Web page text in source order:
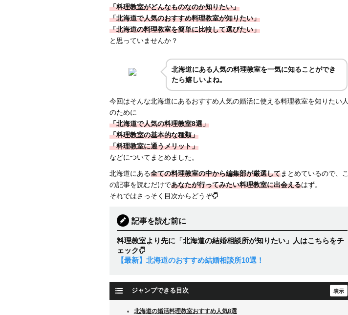
「料理教室がどんなものなのか知りたい」
「北海道で人気のおすすめ料理教室が知りたい」
「北海道の料理教室を簡単に比較して選びたい」
と思っていませんか？
北海道にある人気の料理教室を一気に知ることができ
たら嬉しいよね。
今回はそんな北海道にあるおすすめ人気の婚活に使える料理教室を知りたい人
のために
「北海道で人気の料理教室8選」
「料理教室の基本的な種類」
「料理教室に通うメリット」
などについてまとめました。
北海道にある全ての料理教室の中から編集部が厳選してまとめているので、こ
の記事を読むだけであなたが行ってみたい料理教室に出会えるはず。
それではさっそく目次からどうぞ
記事を読む前に
料理教室より先に「北海道の結婚相談所が知りたい」人はこちらをチ
ェック
【最新】北海道のおすすめ結婚相談所10選！
ジャンプできる目次
北海道の婚活料理教室おすすめ人気8選